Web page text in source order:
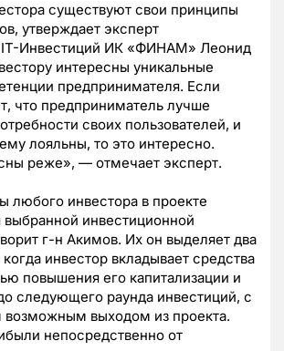
существуют свои принципы
утверждает эксперт
IT-Инвестиций ИК «ФИНАМ» Леонид
интересны уникальные
предпринимателя. Если
что предприниматель лучше
своих пользователей, и
лояльны, то это интересно.
реже», — отмечает эксперт.
любого инвестора в проекте
инвестиционной
г-н Акимов. Их он выделяет два
инвестор вкладывает средства
повышения его капитализации и
следующего раунда инвестиций, с
выходом из проекта.
непосредственно от